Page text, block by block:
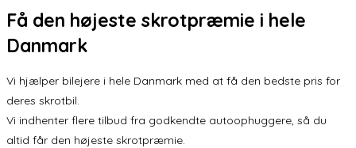
Få den højeste skrotpræmie i hele
Danmark
Vi hjælper bilejere i hele Danmark med at få den bedste pris for
deres skrotbil.
Vi indhenter flere tilbud fra godkendte autoophuggere, så du
altid får den højeste skrotpræmie.